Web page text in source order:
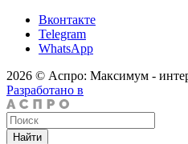
Вконтакте
Telegram
WhatsApp
2026 © Аспро: Максимум -
Разработано в
Найти